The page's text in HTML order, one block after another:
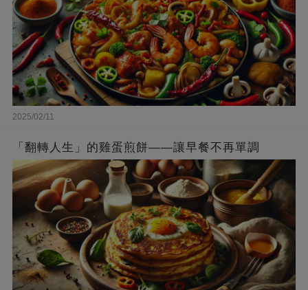
2025/02/11
「翻轉人生」的雞蛋煎餅——讓早餐不再單調